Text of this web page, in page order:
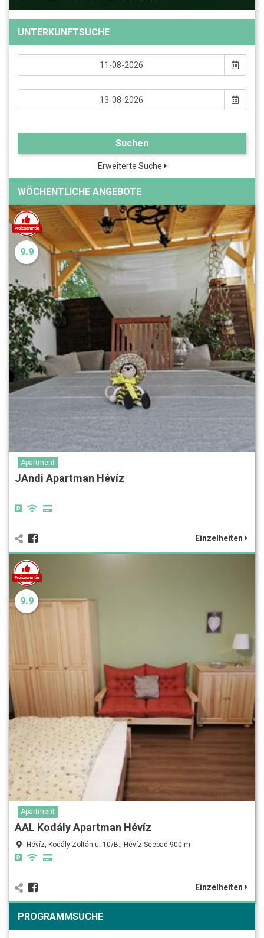
UNTERKUNFTSUCHE
Suchen
Erweiterte Suche
WÖCHENTLICHE ANGEBOTE
9.9
Apartment
JAndi Apartman Hévíz
Einzelheiten
9.9
Apartment
AAL Kodály Apartman Hévíz
Hévíz, Kodály Zoltán u. 10/B., Hévíz Seebad 900 m
Einzelheiten
PROGRAMMSUCHE